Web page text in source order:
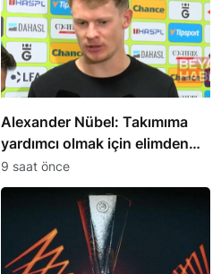
Alexander Nübel: Takımıma
yardımcı olmak için elimden
geleni yapacağım
9 saat önce